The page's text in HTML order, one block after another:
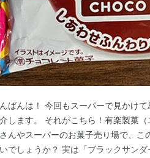
ばんは！ 今回もスーパーで見かけ
します。 それがこちら！有楽製菓
んやスーパーのお菓子売り場で、
でしょうか？ 実は「ブラックサン